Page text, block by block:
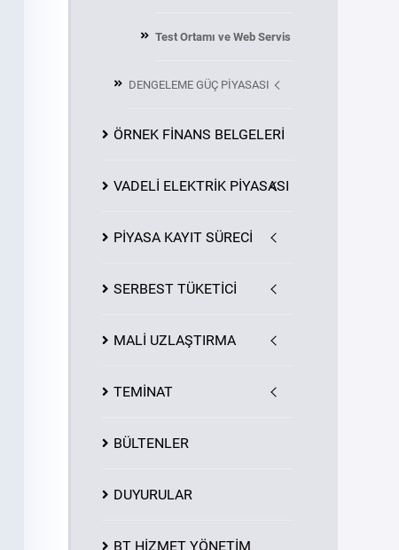
Test Ortamı ve Web Servis
DENGELEME GÜÇ PİYASASI
ÖRNEK FİNANS BELGELERİ
VADELİ ELEKTRİK PİYASASI
PİYASAKAYIT SÜRECİ
SERBEST TÜKETİCİ
MALİ UZLAŞTIRMA
TEMİNAT
BÜLTENLER
DUYURULAR
BT HİZMET YÖNETİM